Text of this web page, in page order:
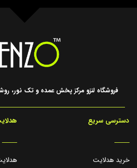
فروشگاه لنزو مرکز پخش عمده و تک نور،
دسترسی سریع
_____
خرید هدلایت
_____